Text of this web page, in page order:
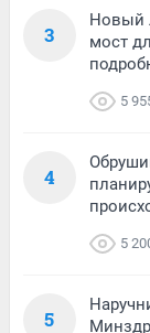
3
Новый
мост
5
4
5
5